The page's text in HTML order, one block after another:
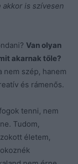
akkor is szívesen
Van olyan
akarnak tőle?
nem szép, hanem
és rámenős.
tenni, nem
Tudom,
életem,